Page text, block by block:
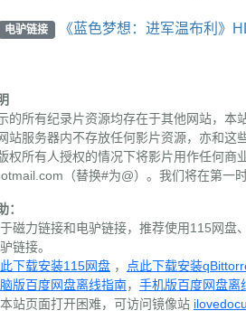
电驴链接 《蓝色梦想：进军温布利》
的所有纪录片资源均存在于其他网站，本
站服务器内不存放任何影片资源，亦和
权所有人授权的情况下将影片用作任何
（替换#为@）。我们将在第一
：
磁力链接和电驴链接，推荐使用115网盘
链接。
下载安装115网盘 ，
点此下载安装
版百度网盘离线指南， 手机版百度网盘离
站页面打开困难，可访问镜像站